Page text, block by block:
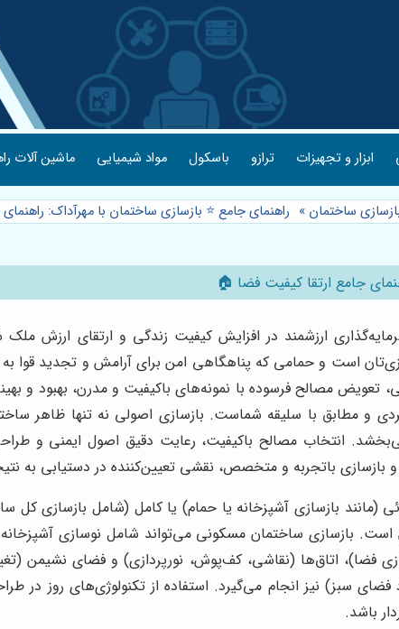
ابزار و تجهیزات ترازو باسکول مواد شیمیایی ماشین آلات
ساختمان » راهنمای جامع ⭐️ بازسازی ساختمان با مهرآداک:
جامع ارتقا کیفیت فضا 🏠
ارزشمند در افزایش کیفیت زندگی و ارتقای
است و حمامی که پناهگاهی امن برای آرامش و تجدید قوا
تعویض مصالح فرسوده با نمونه‌های باکیفیت و مدرن، بهبود
و مطابق با سلیقه شماست. بازسازی اصولی نه تنها ظاهر
انتخاب مصالح باکیفیت، رعایت دقیق اصول ایمنی و
باتجربه و متخصص، نقشی تعیین‌کننده در دستیابی به
(مانند بازسازی آشپزخانه یا حمام) یا کامل (شامل بازسازی
است. بازسازی ساختمان مسکونی می‌تواند شامل نوسازی
فضا)، اتاق‌ها (نقاشی، کف‌پوش، نورپردازی) و فضای نشیمن
سبز) نیز انجام می‌گیرد. استفاده از تکنولوژی‌های روز در
باشد.